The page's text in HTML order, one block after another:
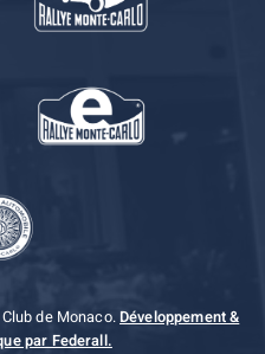
de Monaco.Développement &
par Federall.